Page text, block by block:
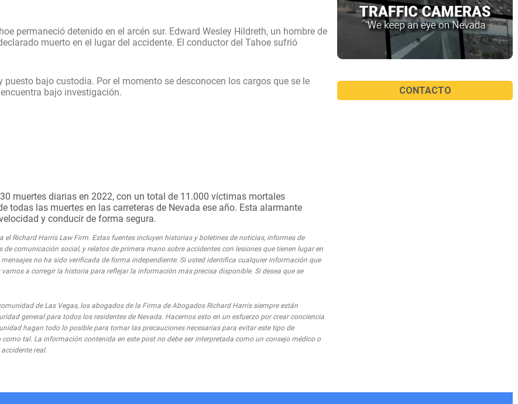
permaneció detenido en el arcén sur. Edward Wesley Hildreth, un hombre de
muerto en el lugar del accidente. El conductor del Tahoe sufrió
bajo custodia. Por el momento se desconocen los cargos que se le
bajo investigación.
muertes diarias en 2022, con un total de 11.000 víctimas mortales
todas las muertes en las carreteras de Nevada ese año. Esta alarmante
y conducir de forma segura.
Richard Harris Law Firm. Estas fuentes incluyen historias y boletines de noticias, informes de
comunicación social, y relatos de primera mano sobre accidentes con lesiones que tienen lugar en
no ha sido verificada de forma independiente. Si usted identifica cualquier información que
a corregir la historia para reflejar la información más precisa disponible. Si desea que se
de Las Vegas, los abogados de la Firma de Abogados Richard Harris siempre están
general para todos los residentes de Nevada. Hacemos esto en un esfuerzo por crear conciencia
hagan todo lo posible para tomar las precauciones necesarias para evitar este tipo de
tal. La información contenida en este post no debe ser interpretada como un consejo médico o
real.
CONTACTO